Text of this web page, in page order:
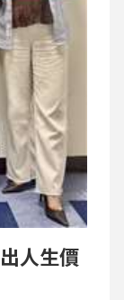
節奏拉到
人生價